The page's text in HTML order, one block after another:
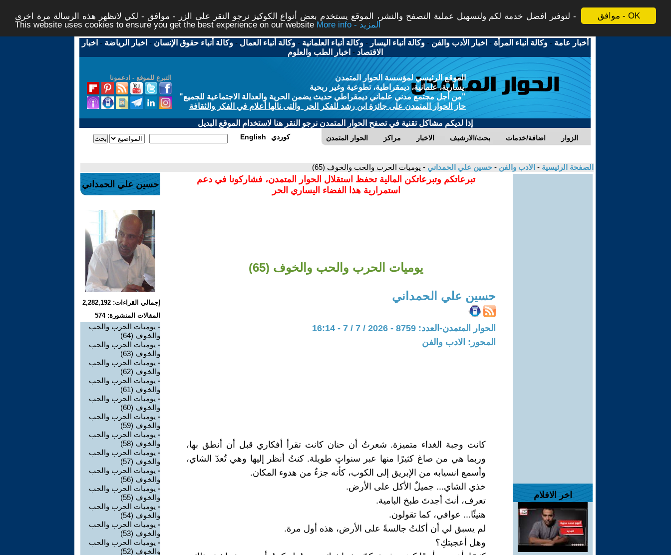
موافق - OK
لتوفير افضل خدمة لكم ولتسهيل عملية التصفح والنشر، الموقع يستخدم بعض أنواع الكوكيز نرجو النقر على الزر - موافق - لكي لاتظهر هذه الرسالة مرة اخرى -
This website uses cookies to ensure you get the best experience on our website
More info - المزيد
أخبار عامة -وكالة أنباء المرأة - اخبار الأدب والفن -وكالة أنباء اليسار -وكالة أنباء العلمانية -وكالة أنباء العمال -وكالة أنباء حقوق الإنسان - اخبار الرياضة - اخبار
الاقتصاد - اخبار الطب والعلوم
التبرع للموقع - ادعمونا
الموقع الرئيسي لمؤسسة الحوار المتمدن
يسارية، علمانية، ديمقراطية، تطوعية وغير ربحية
"من أجل مجتمع مدني علماني ديمقراطي حديث يضمن الحرية والعدالة الاجتماعية للجميع"
حاز الحوار المتمدن على جائزة ابن رشد للفكر الحر والتى نالها أعلام في الفكر والثقافة
إذا لديكم مشاكل تقنية في تصفح الحوار المتمدن نرجو النقر هنا لاستخدام الموقع البديل
الحوار المتمدن مراكز الاخبار بحث/الارشيف اضافة/خدمات الزوار English كوردي
الصفحة الرئيسية - الادب والفن - حسين علي الحمداني - يوميات الحرب والحب والخوف (65)
اخر الافلام
تبرعاتكم وتبرعاتكن المالية تحفظ استقلال الحوار المتمدن، فشاركونا في دعم
استمرارية هذا الفضاء اليساري الحر
يوميات الحرب والحب والخوف (65)
حسين علي الحمداني
الحوار المتمدن-العدد: 8759 - 2026 / 7 / 7 - 16:14
المحور: الادب والفن
كانت وجبة الغداء متميزة. شعرتُ أن حنان كانت تقرأ أفكاري قبل أن أنطق بها،
وربما هي من صاغ كثيرًا منها عبر سنواتٍ طويلة. كنتُ أنظر إليها وهي تُعدّ الشاي،
وأسمع انسيابه من الإبريق إلى الكوب، كأنه جزءٌ من هدوء المكان.
خذي الشاي... جميلٌ الأكل على الأرض.
تعرف، أنتَ أجدتَ طبخ البامية.
هنيئًا... عوافي، كما تقولون.
لم يسبق لي أن أكلتُ جالسةً على الأرض، هذه أول مرة.
وهل أعجبتكِ؟
حسين علي الحمداني
إجمالي القراءات: 2,282,192
المقالات المنشورة: 574
- يوميات الحرب والحب
والخوف (64)
- يوميات الحرب والحب
والخوف (63)
- يوميات الحرب والحب
والخوف (62)
- يوميات الحرب والحب
والخوف (61)
- يوميات الحرب والحب
والخوف (60)
- يوميات الحرب والحب
والخوف (59)
- يوميات الحرب والحب
والخوف (58)
- يوميات الحرب والحب
والخوف (57)
- يوميات الحرب والحب
والخوف (56)
- يوميات الحرب والحب
والخوف (55)
- يوميات الحرب والحب
والخوف (54)
- يوميات الحرب والحب
والخوف (53)
- يوميات الحرب والحب
والخوف (52)